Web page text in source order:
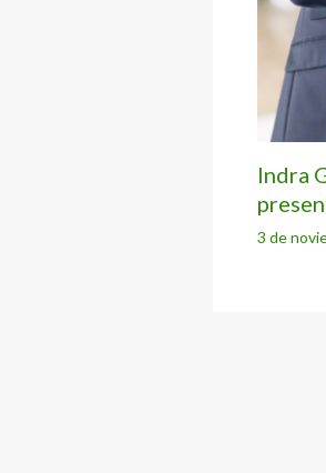
Indra
3 de